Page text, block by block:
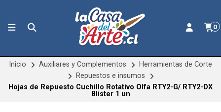
0
Inicio Auxiliares y Complementos
Herramientas de Corte
Repuestos e insumos
Hojas de Repuesto Cuchillo Rotativo Olfa RTY2-G/ RTY2-DX
Blister 1 un